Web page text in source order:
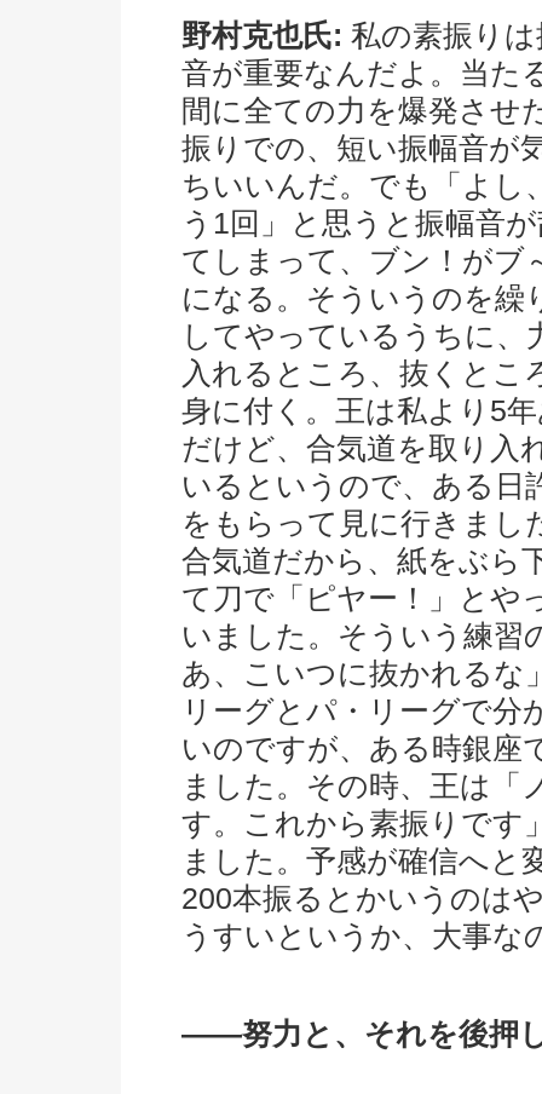
野村克也氏: 私の素振りは
音が重要なんだよ。当た
間に全ての力を爆発させ
振りでの、短い振幅音が
ちいいんだ。でも「よし
う1回」と思うと振幅音
てしまって、ブン！がブ
になる。そういうのを繰
してやっているうちに、
入れるところ、抜くとこ
身に付く。王は私より5
だけど、合気道を取り入
いるというので、ある日
をもらって見に行きまし
合気道だから、紙をぶら
て刀で「ピヤー！」とや
いました。そういう練習
あ、こいつに抜かれるな
リーグとパ・リーグで分
いのですが、ある時銀座
ました。その時、王は「
す。これから素振りです
ました。予感が確信へと
200本振るとかいうのは
うすいというか、大事な
――努力と、それを後押